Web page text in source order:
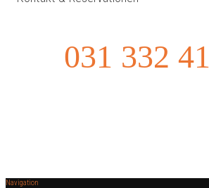
031 332
Navigation